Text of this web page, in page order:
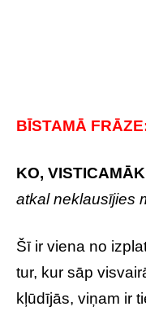
BĪSTAMĀ
KO,
atkal neklausījies
Šī ir viena no
tur, kur sāp
kļūdījās, viņam ir